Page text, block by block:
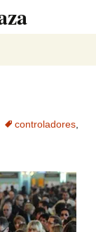
controladores